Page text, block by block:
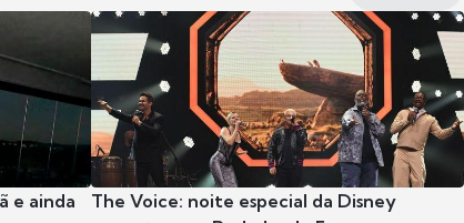
e ainda
The Voice: noite especial da Disney